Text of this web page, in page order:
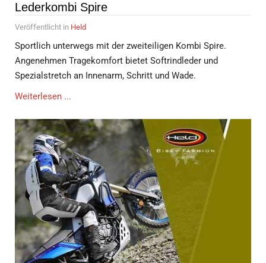
Lederkombi Spire
Veröffentlicht in Held
Sportlich unterwegs mit der zweiteiligen Kombi Spire.
Angenehmen Tragekomfort bietet Softrindleder und
Spezialstretch an Innenarm, Schritt und Wade.
Weiterlesen ...